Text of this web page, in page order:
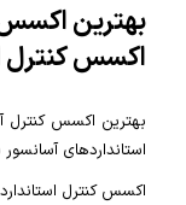
بهترین اکسس
اکسس کنترل
بهترین اکسس کنترل
استانداردهای
اکسس کنترل